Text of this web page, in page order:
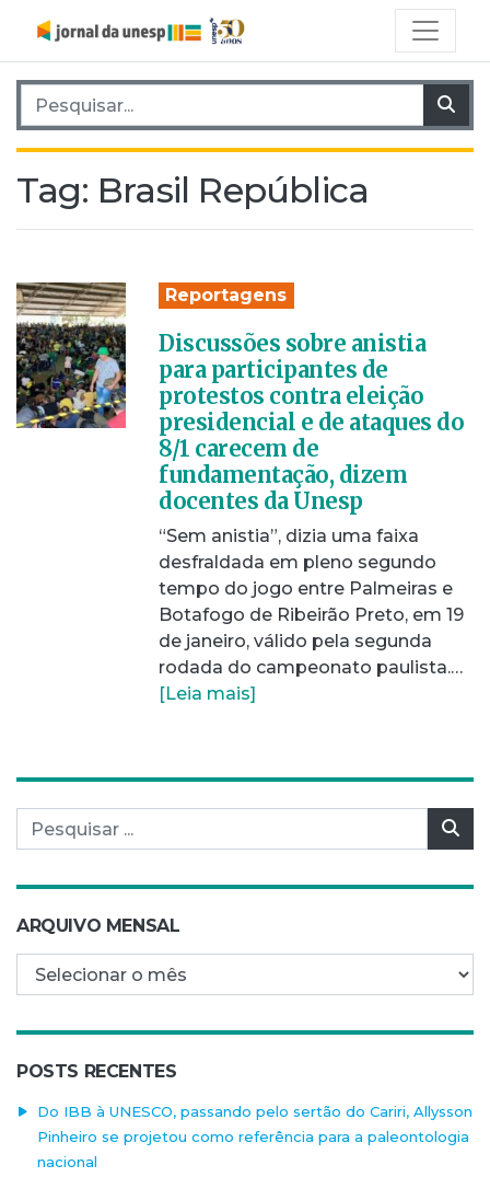
Pesquisar por:
Tag: Brasil República
Reportagens
Discussões sobre anistia
para participantes de
protestos contra eleição
presidencial e de ataques do
8/1 carecem de
fundamentação, dizem
docentes da Unesp
“Sem anistia”, dizia uma faixa
desfraldada em pleno segundo
tempo do jogo entre Palmeiras e
Botafogo de Ribeirão Preto, em 19
de janeiro, válido pela segunda
rodada do campeonato paulista.…
[Leia mais]
Pesquisar por:
ARQUIVO MENSAL
Arquivo mensal
POSTS RECENTES
Do IBB à UNESCO, passando pelo sertão do Cariri, Allysson
Pinheiro se projetou como referência para a paleontologia
nacional